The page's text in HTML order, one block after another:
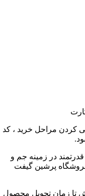
مراحل خرید ، کد
در زمینه جم و
پرشین گیفت
تا زمان تحویل محصول